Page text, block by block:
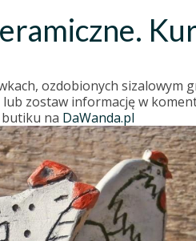
ozdobionych sizalowym
zostaw informację w
na DaWanda.pl